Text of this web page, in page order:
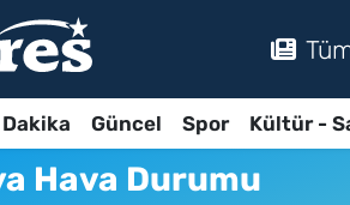
Güncel Spor Kültür -
Hava Durumu